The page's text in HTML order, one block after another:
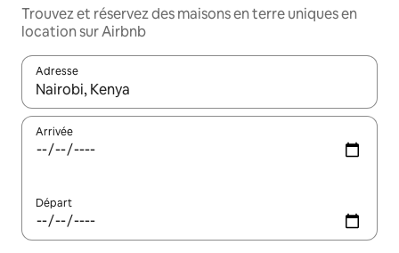
Trouvez et réservez des maisons en terre uniques en
location sur Airbnb
Adresse
Lorsque les résultats s'affichent, utilisez les flèches vers le
Arrivée
Départ